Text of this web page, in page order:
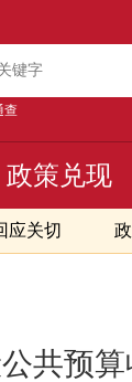
查
应关切
政策兑现
共预算